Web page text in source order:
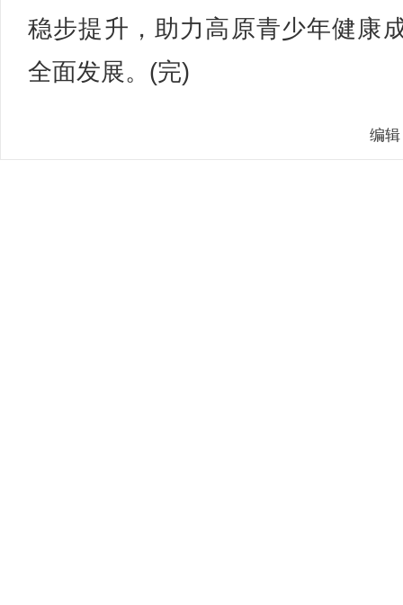
稳步提升，助力高原青少年健康
全面发展。(完)
编